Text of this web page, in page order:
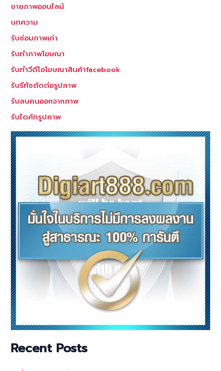
ขายภาพออนไลน์
บทความ
รับซ่อมภาพเก่า
รับทำภาพโฆษณา
รับทำวีดีโอโฆษณาสินค้าfacebook
รับรีทัชตัดต่อรูปภาพ
รับลบคนออกจากภาพ
รับไดคัทรูปภาพ
Recent Posts